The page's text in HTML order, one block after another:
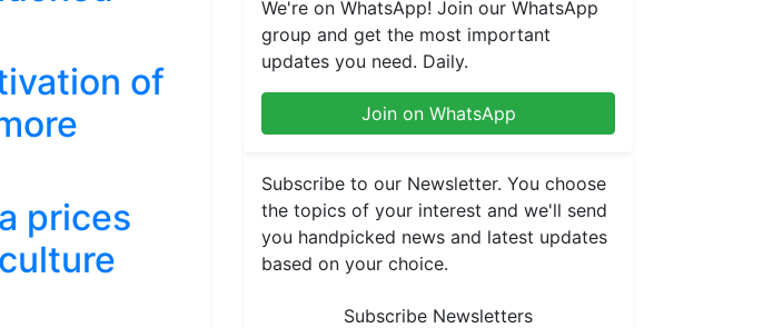
of
prices
We're on WhatsApp! Join our WhatsApp
group and get the most important
updates you need. Daily.
Join on WhatsApp
Subscribe to our Newsletter. You choose
the topics of your interest and we'll send
you handpicked news and latest updates
based on your choice.
Subscribe Newsletters